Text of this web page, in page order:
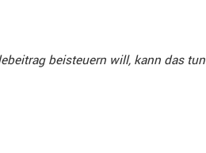
beisteuern will, kann das